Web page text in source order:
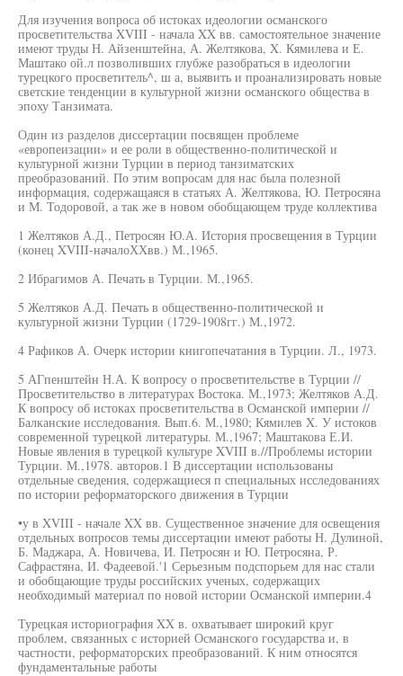
Для изучения вопроса об истоках идеологии османского
просветительства XVIII - начала XX вв. самостоятельное значение
имеют труды Н. Айзенштейна, А. Желтякова, X. Кямилева и Е.
Маштако ой.л позволивших глубже разобраться в идеологии
турецкого просветитель^, ш а, выявить и проанализировать новые
светские тенденции в культурной жизни османского общества в
эпоху Танзимата.
Один из разделов диссертации посвящен проблеме
«европеизации» и ее роли в общественно-политической и
культурной жизни Турции в период танзиматских
преобразований. По этим вопросам для нас была полезной
информация, содержащаяся в статьях А. Желтякова, Ю. Петросяна
и М. Тодоровой, а так же в новом обобщающем труде коллектива
1 Желтяков А.Д., Петросян Ю.А. История просвещения в Турции
(конец XVIII-началоХХвв.) М.,1965.
2 Ибрагимов А. Печать в Турции. М.,1965.
5 Желтяков А.Д. Печать в общественно-политической и
культурной жизни Турции (1729-1908гг.) М.,1972.
4 Рафиков А. Очерк истории книгопечатания в Турции. Л., 1973.
5 АГпенштейн Н.А. К вопросу о просветительстве в Турции //
Просветительство в литературах Востока. М.,1973; Желтяков А.Д.
К вопросу об истоках просветительства в Османской империи //
Балканские исследования. Вып.6. М.,1980; Кямилев X. У истоков
современной турецкой литературы. М.,1967; Маштакова Е.И.
Новые явления в турецкой культуре XVIII в.//Проблемы истории
Турции. М.,1978. авторов.1 В диссертации использованы
отдельные сведения, содержащиеся п специальных исследованиях
по истории реформаторского движения в Турции
•у в XVIII - начале XX вв. Существенное значение для освещения
отдельных вопросов темы диссертации имеют работы Н. Дулиной,
Б. Маджара, А. Новичева, И. Петросян и Ю. Петросяна, Р.
Сафрастяна, И. Фадеевой.'1 Серьезным подспорьем для нас стали
и обобщающие труды российских ученых, содержащих
необходимый материал по новой истории Османской империи.4
Турецкая историография XX в. охватывает широкий круг
проблем, связанных с историей Османского государства и, в
частности, реформаторских преобразований. К ним относятся
фундаментальные работы